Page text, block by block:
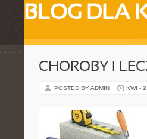
BLOG DLA
CHOROBY I
POSTED BY ADMIN KWI -